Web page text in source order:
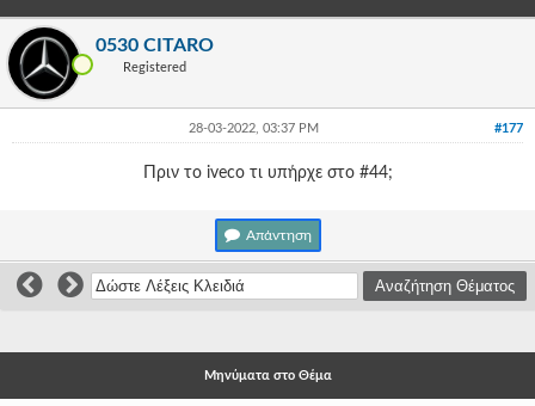
-
-
-
-
-
Γεια
Επισκέπτη!
0530 CITARO
Registered
#177
28-03-2022, 03:37 PM
Πριν το iveco τι υπήρχε στο #44;
Απάντηση
Μηνύματα στο Θέμα